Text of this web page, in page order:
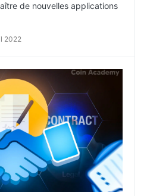
de nouvelles applications
2022
contract en crypto ?